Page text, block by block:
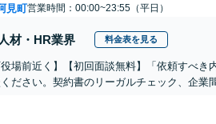
見町営業時間：00:00~23:55（平日）
人材・HR業界 料金表を見る
役場前近く】【初回面談無料】「依頼すべ
ださい。契約書のリーガルチェック、企業